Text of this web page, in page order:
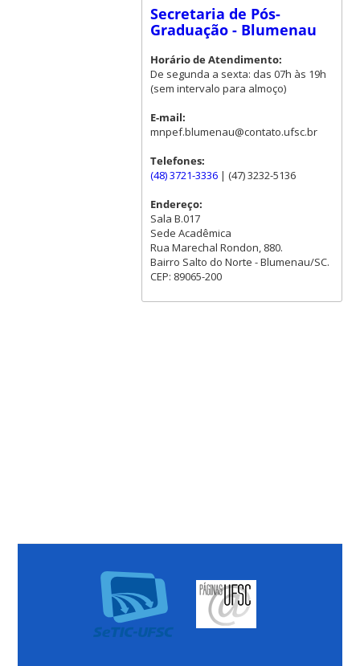
Secretaria de Pós-
Graduação - Blumenau
Horário de Atendimento:
De segunda a sexta: das 07h às 19h
(sem intervalo para almoço)
E-mail:
mnpef.blumenau@contato.ufsc.br
Telefones:
(48) 3721-3336| (47) 3232-5136
Endereço:
Sala B.017
Sede Acadêmica
Rua Marechal Rondon, 880.
Bairro Salto do Norte - Blumenau/SC.
CEP: 89065-200